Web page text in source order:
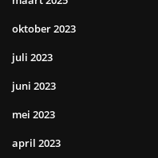
oktober 2023
juli 2023
juni 2023
mei 2023
april 2023